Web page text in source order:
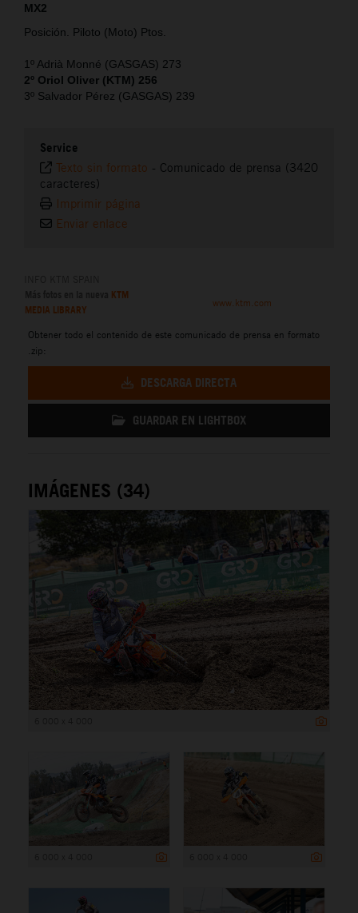
MX2
Posición. Piloto (Moto) Ptos.
1º Adrià Monné (GASGAS) 273
2º Oriol Oliver (KTM) 256
3º Salvador Pérez (GASGAS) 239
Service
Texto sin formato - Comunicado de prensa (3420
caracteres)
Imprimir página
Enviar enlace
KTM
MEDIA LIBRARY
www.ktm.com
Obtener todo el contenido de este comunicado de prensa en formato
.zip:
DESCARGA DIRECTA
GUARDAR EN LIGHTBOX
IMÁGENES (34)